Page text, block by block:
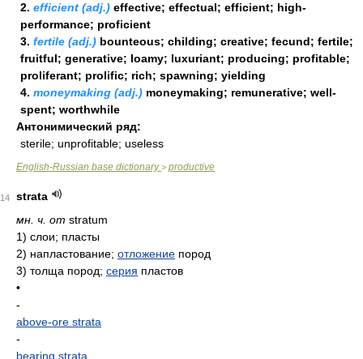
2. efficient (adj.) effective; effectual; efficient; high-
performance; proficient
3. fertile (adj.) bounteous; childing; creative; fecund; fertile;
fruitful; generative; loamy; luxuriant; producing; profitable;
proliferant; prolific; rich; spawning; yielding
4. moneymaking (adj.) moneymaking; remunerative; well-
spent; worthwhile
Антонимический ряд:
sterile; unprofitable; useless
English-Russian base dictionary> productive
14
strata
мн. ч. от stratum
1) слои; пласты
2) напластование; отложение пород
3) толща пород; серия пластов
•
-
above-ore strata
-
bearing strata